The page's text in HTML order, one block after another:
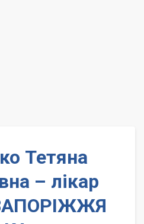
Тетяна
– лікар